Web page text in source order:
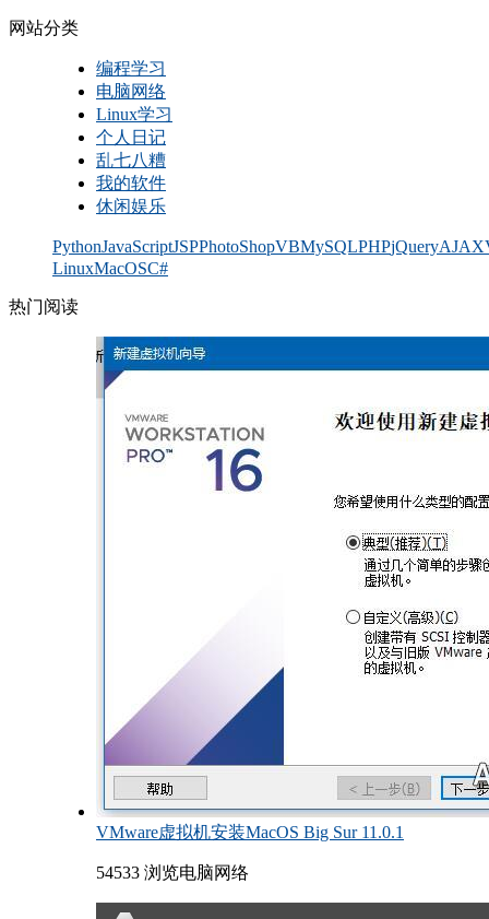
网站分类
编程学习
电脑网络
Linux学习
个人日记
乱七八糟
我的软件
休闲娱乐
PythonJavaScriptJSPPhotoShopVBMySQLPHPjQueryAJAX
LinuxMacOSC#
热门阅读
VMware虚拟机安装MacOS Big Sur 11.0.1
54533 浏览电脑网络